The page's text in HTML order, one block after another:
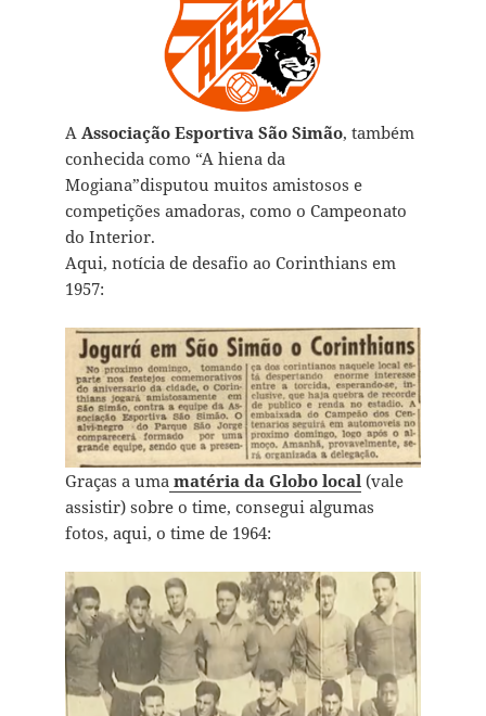
AAssociação Esportiva São Simão, também
conhecida como “A hiena da
Mogiana”disputou muitos amistosos e
competições amadoras, como o Campeonato
do Interior.
Aqui, notícia de desafio ao Corinthians em
1957:
Graças a umamatéria da Globo local(vale
assistir) sobre o time, consegui algumas
fotos, aqui, o time de 1964: